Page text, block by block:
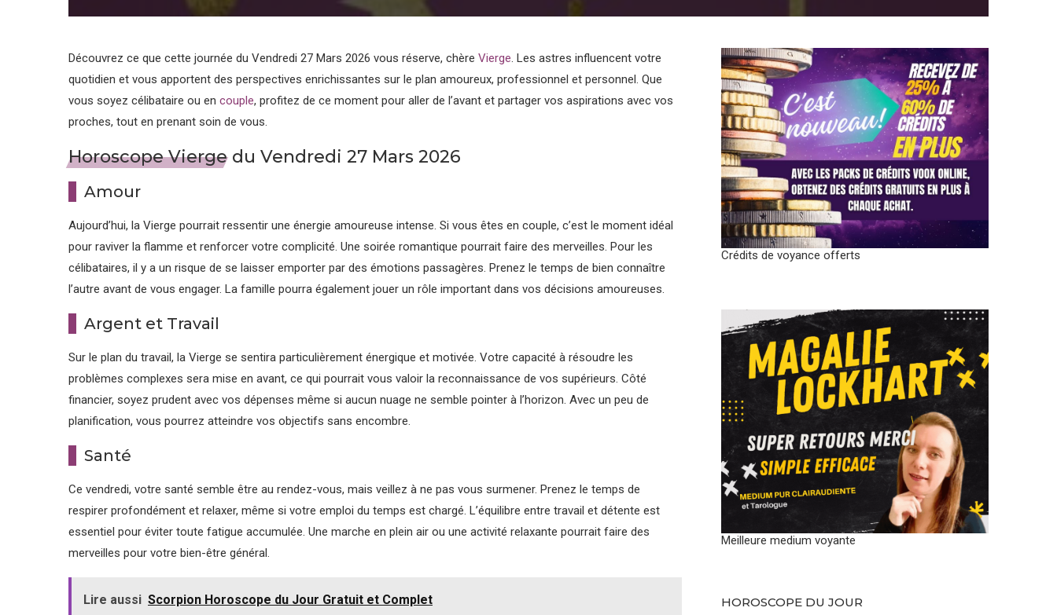
Découvrez ce que cette journée du Vendredi 27 Mars 2026 vous réserve, chère Vierge. Les astres influencent votre
quotidien et vous apportent des perspectives enrichissantes sur le plan amoureux, professionnel et personnel. Que
vous soyez célibataire ou en couple, profitez de ce moment pour aller de l’avant et partager vos aspirations avec vos
proches, tout en prenant soin de vous.
Horoscope Vierge du Vendredi 27 Mars 2026
Amour
Aujourd’hui, la Vierge pourrait ressentir une énergie amoureuse intense. Si vous êtes en couple, c’est le moment idéal
pour raviver la flamme et renforcer votre complicité. Une soirée romantique pourrait faire des merveilles. Pour les
célibataires, il y a un risque de se laisser emporter par des émotions passagères. Prenez le temps de bien connaître
l’autre avant de vous engager. La famille pourra également jouer un rôle important dans vos décisions amoureuses.
Argent et Travail
Sur le plan du travail, la Vierge se sentira particulièrement énergique et motivée. Votre capacité à résoudre les
problèmes complexes sera mise en avant, ce qui pourrait vous valoir la reconnaissance de vos supérieurs. Côté
financier, soyez prudent avec vos dépenses même si aucun nuage ne semble pointer à l’horizon. Avec un peu de
planification, vous pourrez atteindre vos objectifs sans encombre.
Santé
Ce vendredi, votre santé semble être au rendez-vous, mais veillez à ne pas vous surmener. Prenez le temps de
respirer profondément et relaxer, même si votre emploi du temps est chargé. L’équilibre entre travail et détente est
essentiel pour éviter toute fatigue accumulée. Une marche en plein air ou une activité relaxante pourrait faire des
merveilles pour votre bien-être général.
Lire aussi Scorpion Horoscope du Jour Gratuit et Complet
Crédits de voyance offerts
Meilleure medium voyante
HOROSCOPE DU JOUR